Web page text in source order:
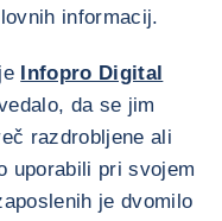
informacij.
Infopro Digital
da se jim
razdrobljene ali
uporabili pri svojem
je dvomilo